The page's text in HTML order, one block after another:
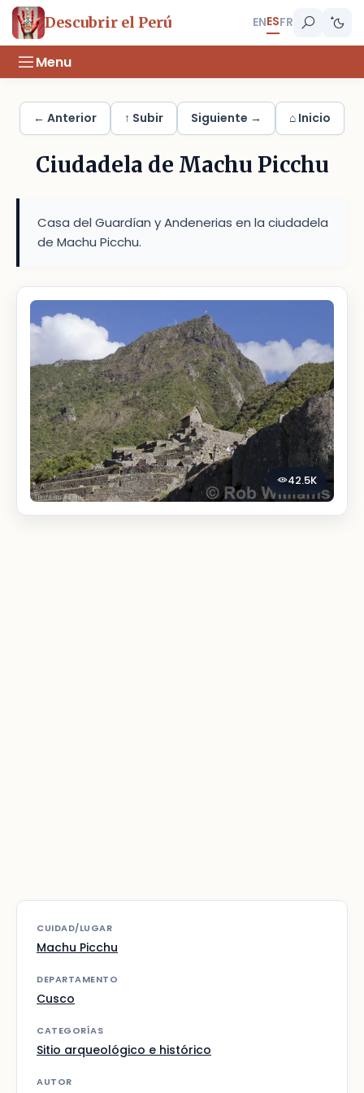
Descubrir el Perú ENESFR
Menu
← Anterior ↑ Subir Siguiente → ⌂ Inicio
Ciudadela de Machu Picchu
Casa del Guardían y Andenerias en la ciudadela
de Machu Picchu.
42.5K
CUIDAD/LUGAR
Machu Picchu
DEPARTAMENTO
Cusco
CATEGORÍAS
Sitio arqueológico e histórico
AUTOR